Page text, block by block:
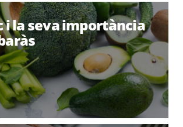
i la seva importància